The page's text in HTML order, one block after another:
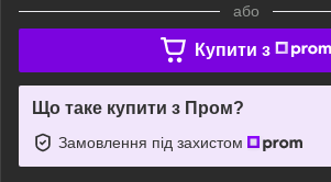
або
Купити з
Що таке купити з Пром?
Замовлення під захистом